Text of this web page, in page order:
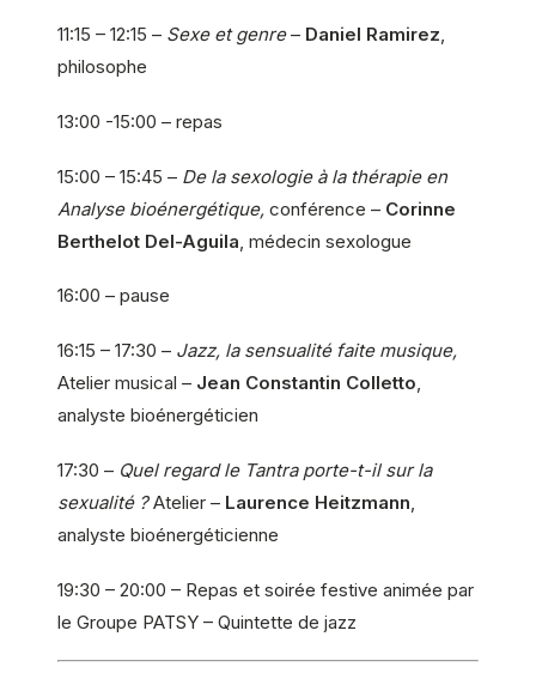
11:15 – 12:15 – Sexe et genre– Daniel Ramirez,
philosophe
13:00 -15:00 – repas
15:00 – 15:45 – De la sexologie à la thérapie en
Analyse bioénergétique, conférence – Corinne
Berthelot Del-Aguila , médecin sexologue
16:00 – pause
16:15 – 17:30 – Jazz, la sensualité faite musique,
Atelier musical – Jean Constantin Colletto,
analyste bioénergéticien
17:30 – Quel regard le Tantra porte-t-il sur la
sexualité ?Atelier – Laurence Heitzmann,
analyste bioénergéticienne
19:30 – 20:00 – Repas et soirée festive animée par
le Groupe PATSY – Quintette de jazz